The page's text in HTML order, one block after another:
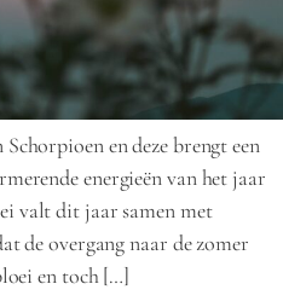
en deze brengt een
energieën van het jaar
valt dit jaar samen met
de overgang naar de zomer
en toch […]